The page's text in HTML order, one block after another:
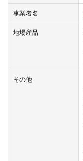
事業者名
地場産品
その他